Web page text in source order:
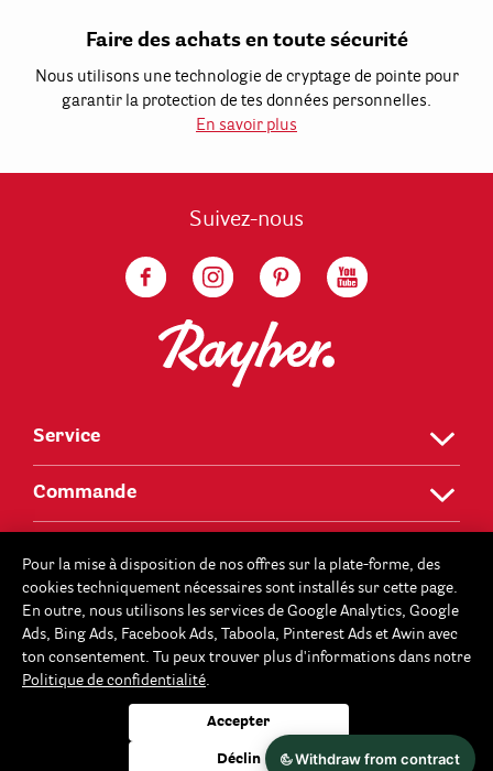
Faire des achats en toute sécurité
Nous utilisons une technologie de cryptage de pointe pour
garantir la protection de tes données personnelles.
En savoir plus
Suivez-nous
Service
Commande
Rayher
Tous les prix indiqués sont des prix finaux et incluent déjà (si nécessaire)
la TVA légale en vigueur. En raison des différences de captures d'écran,
des variations de couleur sont possibles. Les idées de décoration
éventuellement affichées ne sont que des suggestions et ne sont pas à
Pour la mise à disposition de nos offres sur la plate-forme, des
cookies techniquement nécessaires sont installés sur cette page.
En outre, nous utilisons les services de Google Analytics, Google
Ads, Bing Ads, Facebook Ads, Taboola, Pinterest Ads et Awin avec
ton consentement. Tu peux trouver plus d'informations dans notre
Politique de confidentialité.
Accepter
Déclin